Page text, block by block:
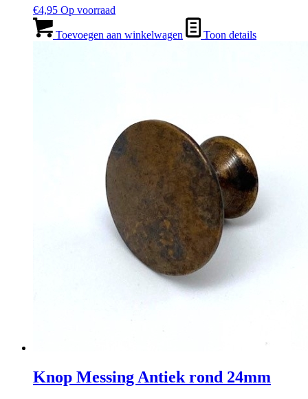
€4,95 Op voorraad
Toevoegen aan winkelwagen Toon details
Knop Messing Antiek rond 24mm